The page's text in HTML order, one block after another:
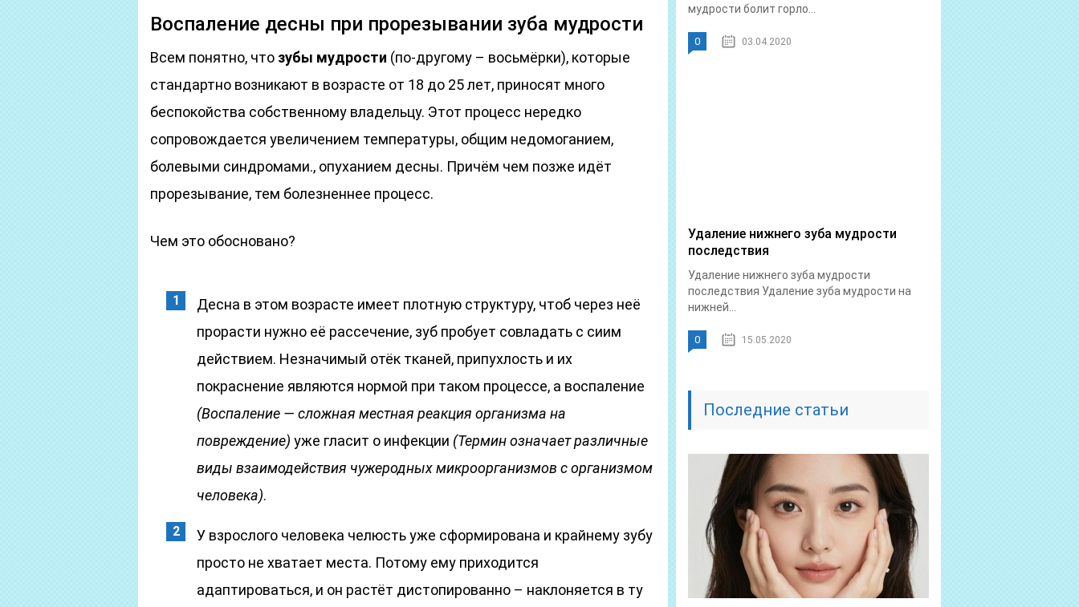
Воспаление десны при прорезывании зуба мудрости
Всем понятно, что зубы мудрости (по-другому – восьмёрки), которые
стандартно возникают в возрасте от 18 до 25 лет, приносят много
беспокойства собственному владельцу. Этот процесс нередко
сопровождается увеличением температуры, общим недомоганием,
болевыми синдромами., опуханием десны. Причём чем позже идёт
прорезывание, тем болезненнее процесс.
Чем это обосновано?
Десна в этом возрасте имеет плотную структуру, чтоб через неё
прорасти нужно её рассечение, зуб пробует совладать с сиим
действием. Незначимый отёк тканей, припухлость и их
покраснение являются нормой при таком процессе, а воспаление
(Воспаление — сложная местная реакция организма на
повреждение) уже гласит о инфекции (Термин означает различные
виды взаимодействия чужеродных микроорганизмов с организмом
человека).
У взрослого человека челюсть уже сформирована и крайнему зубу
просто не хватает места. Потому ему приходится
адаптироваться, и он растёт дистопированно – наклоняется в ту
мудрости болит горло...
0 03.04.2020
Удаление нижнего зуба мудрости
последствия
Удаление нижнего зуба мудрости
последствия Удаление зуба мудрости на
нижней...
0 15.05.2020
Последние статьи